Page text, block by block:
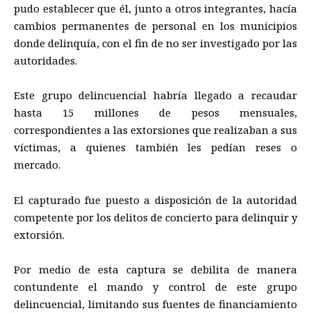
pudo establecer que él, junto a otros integrantes, hacía
cambios permanentes de personal en los municipios
donde delinquía, con el fin de no ser investigado por las
autoridades.
Este grupo delincuencial habría llegado a recaudar
hasta 15 millones de pesos mensuales,
correspondientes a las extorsiones que realizaban a sus
víctimas, a quienes también les pedían reses o
mercado.
El capturado fue puesto a disposición de la autoridad
competente por los delitos de concierto para delinquir y
extorsión.
Por medio de esta captura se debilita de manera
contundente el mando y control de este grupo
delincuencial, limitando sus fuentes de financiamiento